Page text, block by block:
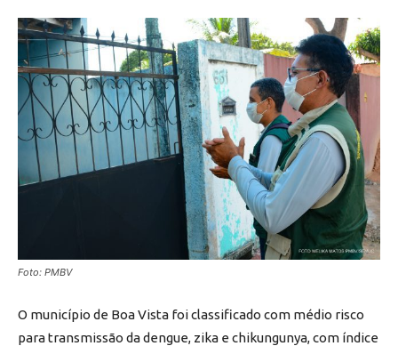
Foto: PMBV
O município de Boa Vista foi classificado com médio risco
para transmissão da dengue, zika e chikungunya, com índice